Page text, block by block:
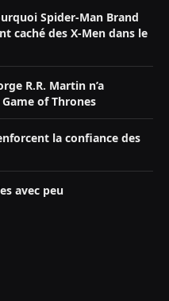
Spider-Man Brand
caché des X-Men dans le
R.R. Martin n’a
of Thrones
la confiance des
avec peu